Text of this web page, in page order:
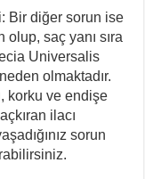
Bir diğer sorun ise
olup, saç yanı sıra
Universalis
olmaktadır.
korku ve endişe
ilacı
sorun